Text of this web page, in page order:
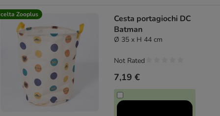
Zooplus
Cesta portagiochi DC
Batman
Ø 35 x H 44 cm
7,19 €
Not Rated